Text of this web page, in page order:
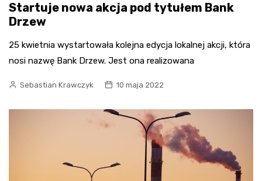
Startuje nowa akcja pod tytułem Bank
Drzew
25 kwietnia wystartowała kolejna edycja lokalnej akcji, która
nosi nazwę Bank Drzew. Jest ona realizowana
Sebastian Krawczyk 10 maja 2022